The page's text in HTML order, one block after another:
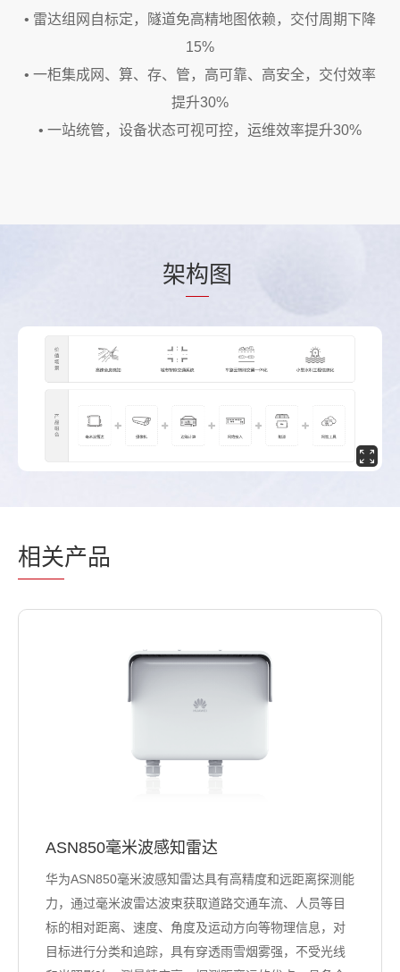
• 雷达组网自标定，隧道免高精地图依赖，交付周期下降
15%
• 一柜集成网、算、存、管，高可靠、高安全，交付效率
提升30%
• 一站统管，设备状态可视可控，运维效率提升30%
架构图
相关产品
ASN850毫米波感知雷达
华为ASN850毫米波感知雷达具有高精度和远距离探测能
力，通过毫米波雷达波束获取道路交通车流、人员等目
标的相对距离、速度、角度及运动方向等物理信息，对
目标进行分类和追踪，具有穿透雨雪烟雾强，不受光线